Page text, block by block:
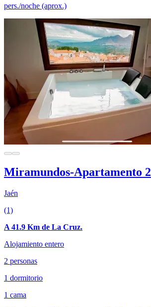
pers./noche (aprox.)
Miramundos-Apartamento 2
Jaén
(1)
A 41.9 Km de La Cruz.
Alojamiento entero
2 personas
1 dormitorio
1 cama